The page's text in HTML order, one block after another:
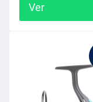
Ver